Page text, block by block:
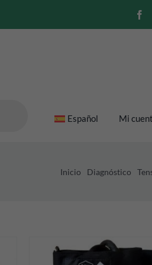
Español Mi
Inicio Diagnóstico